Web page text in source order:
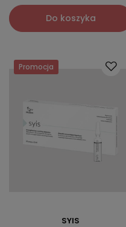
Do koszyka
Promocja
SYIS